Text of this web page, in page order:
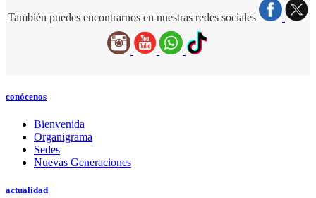
También puedes encontrarnos en nuestras redes sociales
conócenos
Bienvenida
Organigrama
Sedes
Nuevas Generaciones
actualidad